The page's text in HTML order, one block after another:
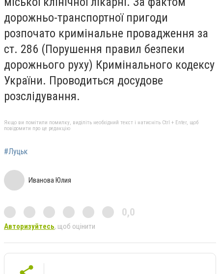
дорожньо-транспортної пригоди
розпочато кримінальне провадження за
ст. 286 (Порушення правил безпеки
дорожнього руху) Кримінального кодексу
України. Проводиться досудове
розслідування.
Якщо ви помітили помилку, виділіть необхідний текст і натисніть Ctrl + Enter, щоб
повідомити про це редакцію
#Луцьк
Иванова Юлия
0,0
Авторизуйтесь, щоб оцінити